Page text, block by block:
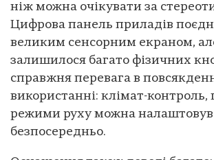
ніж можна очікувати за
Цифрова панель приладів
великим сенсорним екраном,
залишилося багато фізичних
справжня перевага в
використанні: клімат-контроль,
режими руху можна
безпосередньо.